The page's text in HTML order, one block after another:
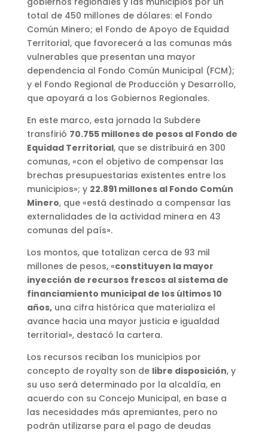
total de 450 millones de dólares: el Fondo
Común Minero; el Fondo de Apoyo de Equidad
Territorial, que favorecerá a las comunas más
vulnerables que presentan una mayor
dependencia al Fondo Común Municipal (FCM);
y el Fondo Regional de Producción y Desarrollo,
que apoyará a los Gobiernos Regionales.
En este marco, esta jornada la Subdere
transfirió 70.755 millones de pesos al Fondo de
Equidad Territorial, que se distribuirá en 300
comunas, «con el objetivo de compensar las
brechas presupuestarias existentes entre los
municipios»; y 22.891 millones al Fondo Común
Minero, que «está destinado a compensar las
externalidades de la actividad minera en 43
comunas del país».
Los montos, que totalizan cerca de 93 mil
millones de pesos, «constituyen la mayor
inyección de recursos frescos al sistema de
financiamiento municipal de los últimos 10
años,una cifra histórica que materializa el
avance hacia una mayor justicia e igualdad
territorial», destacó la cartera.
Los recursos reciban los municipios por
concepto de royalty son de libre disposición, y
su uso será determinado por la alcaldía, en
acuerdo con su Concejo Municipal, en base a
las necesidades más apremiantes, pero no
podrán utilizarse para el pago de deudas